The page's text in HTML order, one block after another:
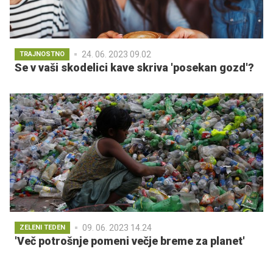
TRAJNOSTNO 24. 06. 2023 09.02
Se v vaši skodelici kave skriva 'posekan gozd'?
ZELENI TEDEN 09. 06. 2023 14.24
'Več potrošnje pomeni večje breme za planet'